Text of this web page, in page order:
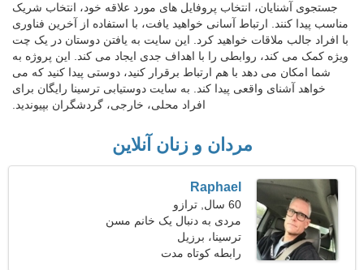
جستجوی آشنایان، انتخاب پروفایل های مورد علاقه خود، انتخاب شریک
مناسب پیدا کنند. ارتباط آسانی خواهید یافت، با استفاده از آخرین فناوری
با افراد جالب ملاقات خواهید کرد. این سایت به یافتن دوستان در یک چت
ویژه کمک می کند، روابطی را با اهداف جدی ایجاد می کند. این پروژه به
شما امکان می دهد با هم ارتباط برقرار کنید، دوستی پیدا کنید که می
خواهد آشنای واقعی پیدا کند. به سایت دوستیابی ترسینا رایگان برای
افراد محلی، خارجی، گردشگران بپیوندید.
مردان و زنان آنلاین
Raphael
60 سال, ترازو
مردی به دنبال یک خانم مسن
49-57
ترسینا، برزیل
رابطه کوتاه مدت